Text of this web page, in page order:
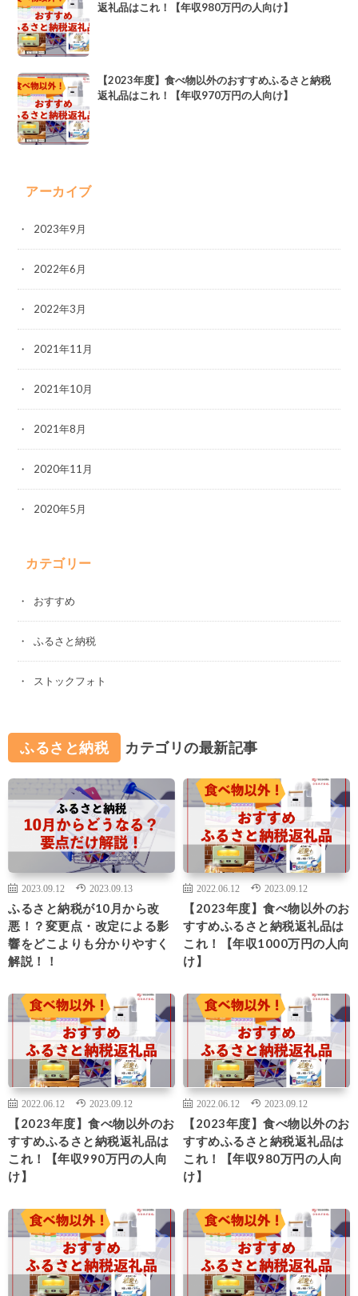
返礼品はこれ！【年収980万円の人向け】
【2023年度】食べ物以外のおすすめふるさと納税
返礼品はこれ！【年収970万円の人向け】
アーカイブ
2023年9月
2022年6月
2022年3月
2021年11月
2021年10月
2021年8月
2020年11月
2020年5月
カテゴリー
おすすめ
ふるさと納税
ストックフォト
ふるさと納税 カテゴリの最新記事
2023.09.12 2023.09.13
ふるさと納税が10月から改
悪！？変更点・改定による影
響をどこよりも分かりやすく
解説！！
2022.06.12 2023.09.12
【2023年度】食べ物以外のお
すすめふるさと納税返礼品は
これ！【年収1000万円の人向
け】
2022.06.12 2023.09.12
【2023年度】食べ物以外のお
すすめふるさと納税返礼品は
これ！【年収990万円の人向
け】
2022.06.12 2023.09.12
【2023年度】食べ物以外のお
すすめふるさと納税返礼品は
これ！【年収980万円の人向
け】